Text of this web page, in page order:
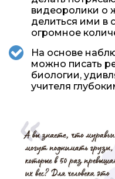
видеоролики о
делиться ими в
огромное
На основе
можно писать
биологии,
учителя